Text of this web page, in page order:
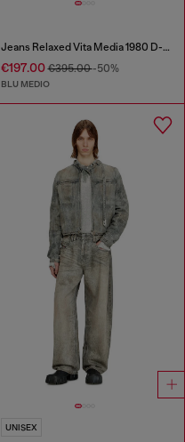
Jeans Relaxed Vita Media 1980 D-Eeper
€197.00€395.00-50%
BLU MEDIO
UNISEX